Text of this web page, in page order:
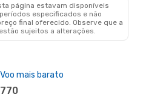
página estavam disponíveis
especificados e não
final oferecido. Observe que a
sujeitos a alterações.
Voo mais barato
770